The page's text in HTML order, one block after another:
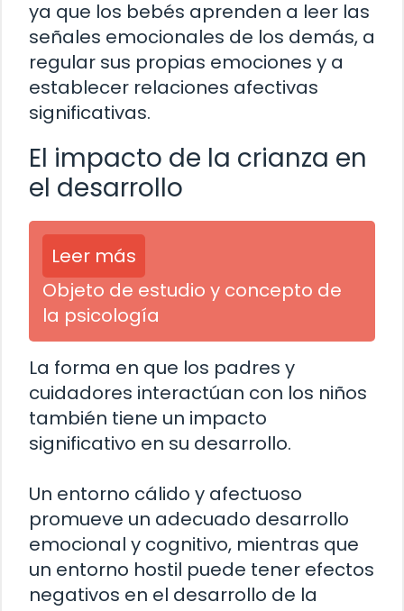
ya que los bebés aprenden a leer las
señales emocionales de los demás, a
regular sus propias emociones y a
establecer relaciones afectivas
significativas.
El impacto de la crianza en
el desarrollo
Leer más
Objeto de estudio y concepto de
la psicología
La forma en que los padres y
cuidadores interactúan con los niños
también tiene un impacto
significativo en su desarrollo.
Un entorno cálido y afectuoso
promueve un adecuado desarrollo
emocional y cognitivo, mientras que
un entorno hostil puede tener efectos
negativos en el desarrollo de la